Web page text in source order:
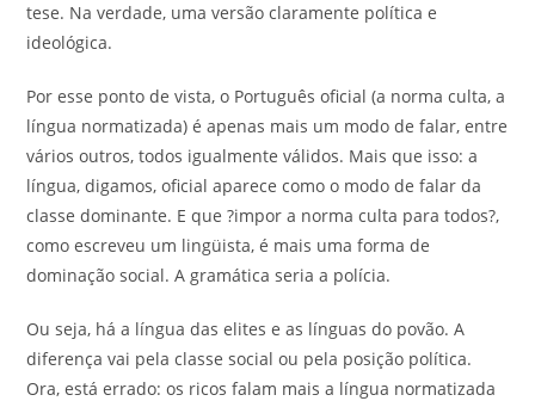
tese. Na verdade, uma versão claramente política e
ideológica.
Por esse ponto de vista, o Português oficial (a norma culta, a
língua normatizada) é apenas mais um modo de falar, entre
vários outros, todos igualmente válidos. Mais que isso: a
língua, digamos, oficial aparece como o modo de falar da
classe dominante. E que ?impor a norma culta para todos?,
como escreveu um lingüista, é mais uma forma de
dominação social. A gramática seria a polícia.
Ou seja, há a língua das elites e as línguas do povão. A
diferença vai pela classe social ou pela posição política.
Ora, está errado: os ricos falam mais a língua normatizada